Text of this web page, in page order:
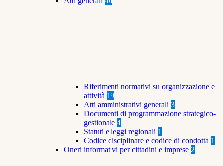
Riferimenti normativi su organizzazione e
attività 19
Atti amministrativi generali 3
Documenti di programmazione strategico-
gestionale 4
Statuti e leggi regionali 1
Codice disciplinare e codice di condotta 1
Oneri informativi per cittadini e imprese 2